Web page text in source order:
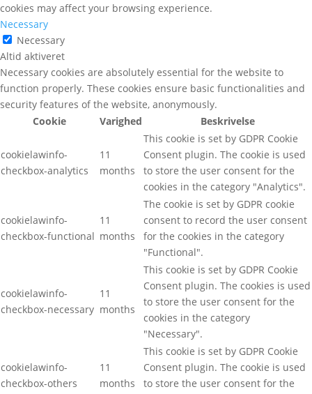
cookies may affect your browsing experience.
Necessary
Necessary
Altid aktiveret
Necessary cookies are absolutely essential for the website to
function properly. These cookies ensure basic functionalities and
security features of the website, anonymously.
Cookie
Varighed Beskrivelse
cookielawinfo-
checkbox-analytics
11
months
This cookie is set by GDPR Cookie
Consent plugin. The cookie is used
to store the user consent for the
cookies in the category "Analytics".
cookielawinfo-
checkbox-functional
11
months
The cookie is set by GDPR cookie
consent to record the user consent
for the cookies in the category
"Functional".
cookielawinfo-
checkbox-necessary
11
months
This cookie is set by GDPR Cookie
Consent plugin. The cookies is used
to store the user consent for the
cookies in the category
"Necessary".
cookielawinfo-
checkbox-others
11
months
This cookie is set by GDPR Cookie
Consent plugin. The cookie is used
to store the user consent for the